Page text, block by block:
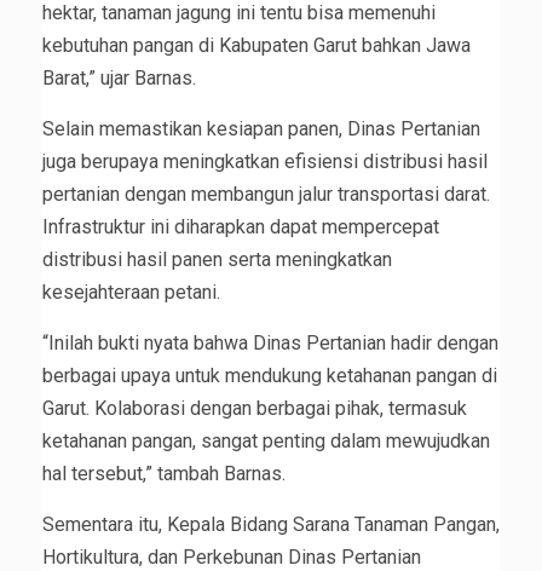
hektar, tanaman jagung ini tentu bisa memenuhi
kebutuhan pangan di Kabupaten Garut bahkan Jawa
Barat,” ujar Barnas.
Selain memastikan kesiapan panen, Dinas Pertanian
juga berupaya meningkatkan efisiensi distribusi hasil
pertanian dengan membangun jalur transportasi darat.
Infrastruktur ini diharapkan dapat mempercepat
distribusi hasil panen serta meningkatkan
kesejahteraan petani.
“Inilah bukti nyata bahwa Dinas Pertanian hadir dengan
berbagai upaya untuk mendukung ketahanan pangan di
Garut. Kolaborasi dengan berbagai pihak, termasuk
ketahanan pangan, sangat penting dalam mewujudkan
hal tersebut,” tambah Barnas.
Sementara itu, Kepala Bidang Sarana Tanaman Pangan,
Hortikultura, dan Perkebunan Dinas Pertanian